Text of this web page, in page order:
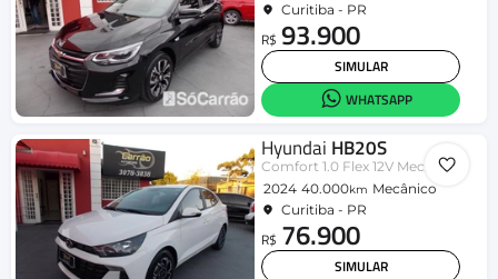
Curitiba - PR
R$ 93.900
SIMULAR
WHATSAPP
Hyundai HB20S
Comfort 1.0 Flex 12V Mec.
2024 40.000km Mecânico
Curitiba - PR
R$ 76.900
SIMULAR